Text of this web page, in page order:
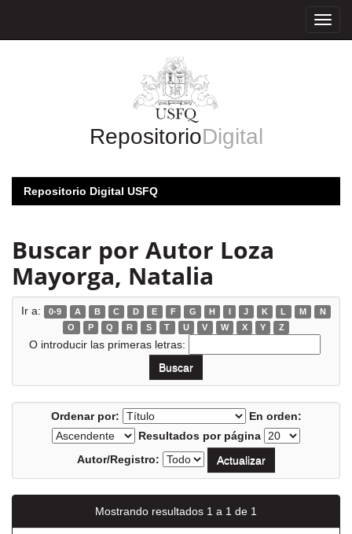
RepositorioDigital
Repositorio Digital USFQ
Buscar por Autor Loza
Mayorga, Natalia
Ir a: 0-9 A B C D E F G H I J K L M
N
O
P Q R S T U V W X Y Z
O introducir las primeras letras:
Ordenar por:
En orden:
Resultados por página
Autor/Registro:
Mostrando resultados 1 a 1 de 1